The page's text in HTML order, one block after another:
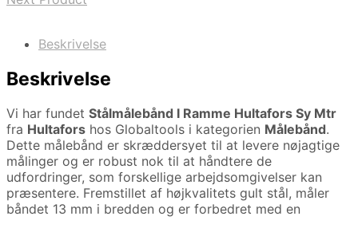
Beskrivelse
Beskrivelse
Vi har fundet Stålmålebånd I Ramme Hultafors Sy Mtr
fra Hultafors hos Globaltools i kategorien Målebånd.
Dette målebånd er skræddersyet til at levere nøjagtige
målinger og er robust nok til at håndtere de
udfordringer, som forskellige arbejdsomgivelser kan
præsentere. Fremstillet af højkvalitets gult stål, måler
båndet 13 mm i bredden og er forbedret med en